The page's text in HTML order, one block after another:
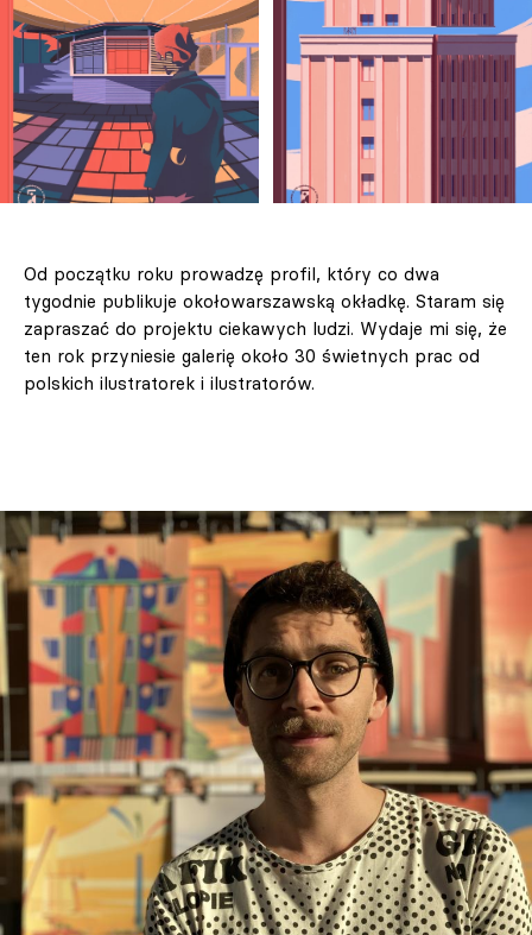
Od początku roku prowadzę profil, który co dwa
tygodnie publikuje okołowarszawską okładkę. Staram się
zapraszać do projektu ciekawych ludzi. Wydaje mi się, że
ten rok przyniesie galerię około 30 świetnych prac od
polskich ilustratorek i ilustratorów.